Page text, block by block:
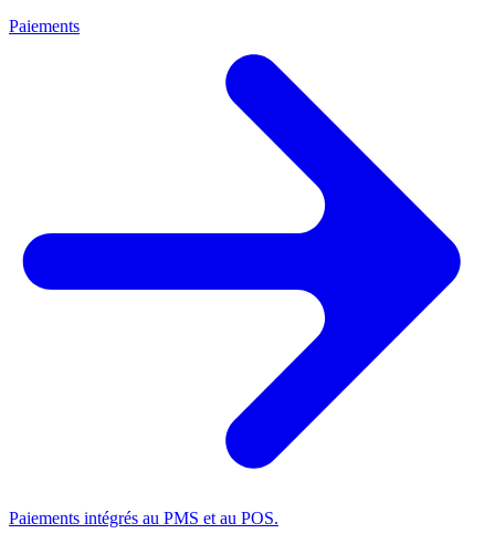
Paiements
Paiements intégrés au PMS et au POS.